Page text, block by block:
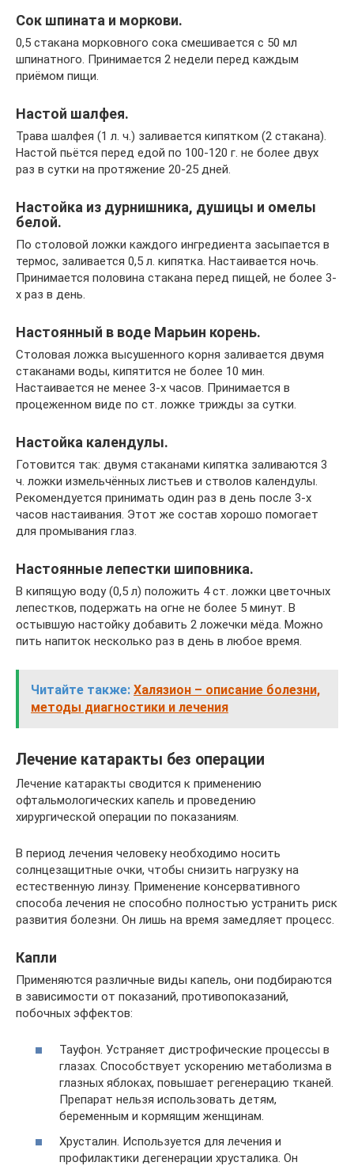
Сок шпината и моркови.
0,5 стакана морковного сока смешивается с 50 мл
шпинатного. Принимается 2 недели перед каждым
приёмом пищи.
Настой шалфея.
Трава шалфея (1 л. ч.) заливается кипятком (2 стакана).
Настой пьётся перед едой по 100-120 г. не более двух
раз в сутки на протяжение 20-25 дней.
Настойка из дурнишника, душицы и омелы
белой.
По столовой ложки каждого ингредиента засыпается в
термос, заливается 0,5 л. кипятка. Настаивается ночь.
Принимается половина стакана перед пищей, не более 3-
х раз в день.
Настоянный в воде Марьин корень.
Столовая ложка высушенного корня заливается двумя
стаканами воды, кипятится не более 10 мин.
Настаивается не менее 3-х часов. Принимается в
процеженном виде по ст. ложке трижды за сутки.
Настойка календулы.
Готовится так: двумя стаканами кипятка заливаются 3
ч. ложки измельчённых листьев и стволов календулы.
Рекомендуется принимать один раз в день после 3-х
часов настаивания. Этот же состав хорошо помогает
для промывания глаз.
Настоянные лепестки шиповника.
В кипящую воду (0,5 л) положить 4 ст. ложки цветочных
лепестков, подержать на огне не более 5 минут. В
остывшую настойку добавить 2 ложечки мёда. Можно
пить напиток несколько раз в день в любое время.
Читайте также: Халязион – описание болезни,
методы диагностики и лечения
Лечение катаракты без операции
Лечение катаракты сводится к применению
офтальмологических капель и проведению
хирургической операции по показаниям.
В период лечения человеку необходимо носить
солнцезащитные очки, чтобы снизить нагрузку на
естественную линзу. Применение консервативного
способа лечения не способно полностью устранить риск
развития болезни. Он лишь на время замедляет процесс.
Капли
Применяются различные виды капель, они подбираются
в зависимости от показаний, противопоказаний,
побочных эффектов:
Тауфон. Устраняет дистрофические процессы в
глазах. Способствует ускорению метаболизма в
глазных яблоках, повышает регенерацию тканей.
Препарат нельзя использовать детям,
беременным и кормящим женщинам.
Хрусталин. Используется для лечения и
профилактики дегенерации хрусталика. Он